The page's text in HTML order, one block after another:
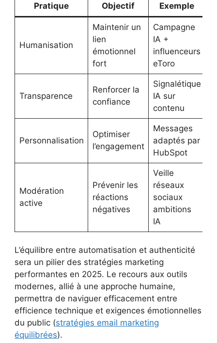
Pratique Objectif Exemple
Humanisation
Maintenir un
lien
émotionnel
fort
Campagne
IA +
influenceurs
eToro
Transparence
Renforcer la
confiance
Signalétique
IA sur
contenu
Personnalisation
Optimiser
l’engagement
Messages
adaptés par
HubSpot
Modération
active
Prévenir les
réactions
négatives
Veille
réseaux
sociaux
ambitions
IA
L’équilibre entre automatisation et authenticité
sera un pilier des stratégies marketing
performantes en 2025. Le recours aux outils
modernes, allié à une approche humaine,
permettra de naviguer efficacement entre
efficience technique et exigences émotionnelles
du public (stratégies email marketing
équilibrées).